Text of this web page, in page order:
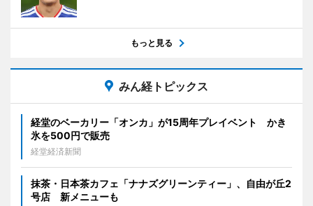
もっと見る
みん経トピックス
経堂のベーカリー「オンカ」が15周年プレイベント かき
氷を500円で販売
経堂経済新聞
抹茶・日本茶カフェ「ナナズグリーンティー」、自由が丘2
号店 新メニューも